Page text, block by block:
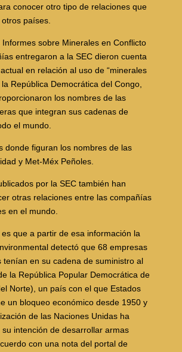
conocer otro tipo de relaciones que
países.
sobre Minerales en Conflicto
entregaron a la SEC dieron cuenta
en relación al uso de “minerales
República Democrática del Congo,
los nombres de las
que integran sus cadenas de
el mundo.
donde figuran los nombres de las
y Met-Méx Peñoles.
por la SEC también han
otras relaciones entre las compañías
en el mundo.
que a partir de esa información la
detectó que 68 empresas
tenían en su cadena de suministro al
la República Popular Democrática de
Norte), un país con el que Estados
un bloqueo económico desde 1950 y
de las Naciones Unidas ha
intención de desarrollar armas
con una nota del portal de